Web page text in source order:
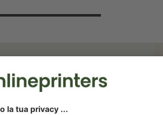
il 15%!
aggiornati sulle promozioni